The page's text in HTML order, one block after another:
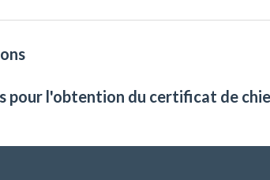
pour l'obtention du certificat de